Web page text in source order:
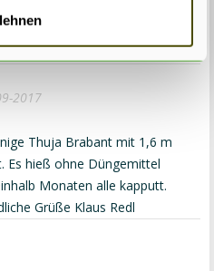
schon etwas gefunden was es
2017
Thuja Brabant mit 1,6 m
Es hieß ohne Düngemittel
Monaten alle kapputt.
Grüße Klaus Redl